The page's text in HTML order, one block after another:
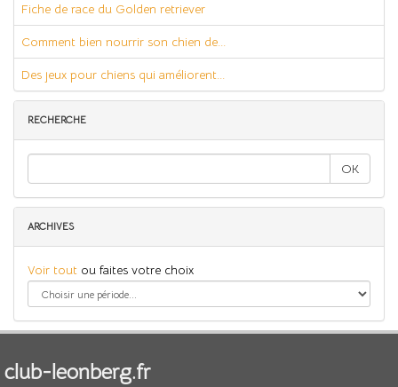
Fiche de race du Golden retriever
Comment bien nourrir son chien de...
Des jeux pour chiens qui améliorent...
RECHERCHE
OK
ARCHIVES
Voir tout ou faites votre choix
club-leonberg.fr